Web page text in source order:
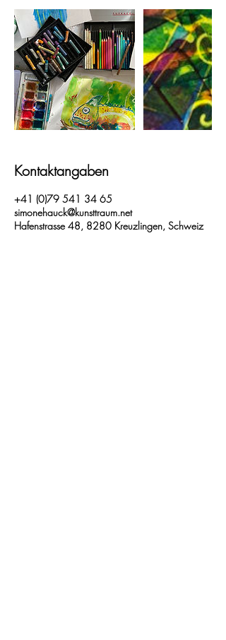
Kontaktangaben
+41 (0)79 541 34 65
simonehauck@kunsttraum.net
Hafenstrasse 48, 8280 Kreuzlingen, Schweiz